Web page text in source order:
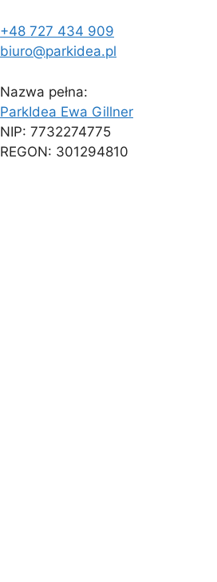
+48 727 434 909
biuro@parkidea.pl
Nazwa pełna:
ParkIdea Ewa Gillner
NIP: 7732274775
REGON: 301294810